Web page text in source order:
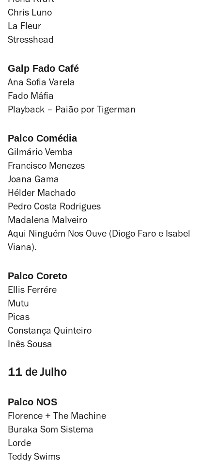
Chris Luno
La Fleur
Stresshead
Galp Fado Café
Ana Sofia Varela
Fado Máfia
Playback – Paião por Tigerman
Palco Comédia
Gilmário Vemba
Francisco Menezes
Joana Gama
Hélder Machado
Pedro Costa Rodrigues
Madalena Malveiro
Aqui Ninguém Nos Ouve (Diogo Faro e Isabel
Viana).
Palco Coreto
Ellis Ferrére
Mutu
Picas
Constança Quinteiro
Inês Sousa
11 de Julho
Palco NOS
Florence + The Machine
Buraka Som Sistema
Lorde
Teddy Swims